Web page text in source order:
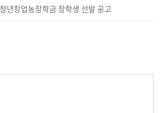
년창업농장학금 장학생 선발 공고